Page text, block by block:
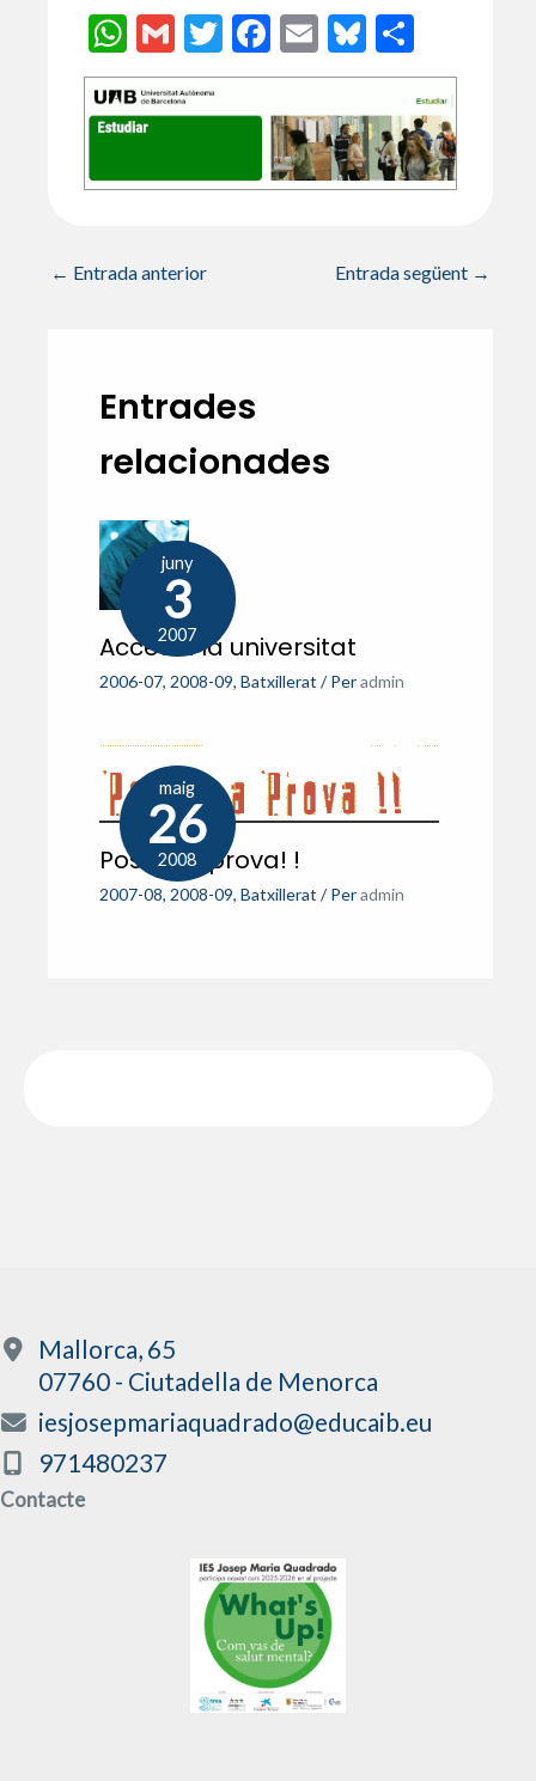
W
h
at
s
A
p
G
m
ai
T
w
itt
F
ac
e
b
o
E
m
ai
l
Bl
u
es
ky
o
m
p
ar
ix
← Entrada anterior Entrada següent →
Entrades
relacionades
juny
3
2007
Accés a la universitat
2006-07, 2008-09, Batxillerat / Per admin
maig
26
2008
Posa’ t a prova! !
2007-08, 2008-09, Batxillerat / Per admin
Mallorca, 65
07760 - Ciutadella de Menorca
iesjosepmariaquadrado@educaib.eu
971480237
Contacte